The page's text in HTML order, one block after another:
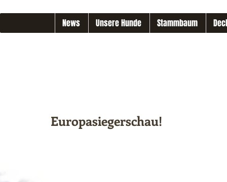
News Unsere Hunde Stammbaum
Europasiegerschau!